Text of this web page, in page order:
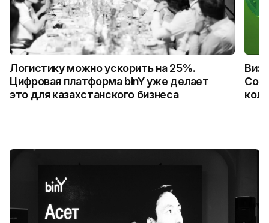
Логистику можно ускорить на 25%.
Цифровая платформа binY уже делает
это для казахстанского бизнеса